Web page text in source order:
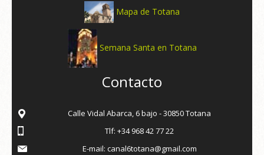
Mapa de Totana
Semana Santa en Totana
Contacto
Calle Vidal Abarca, 6 bajo - 30850 Totana
Tlf: +34 968 42 77 22
E-mail: canal6totana@gmail.com